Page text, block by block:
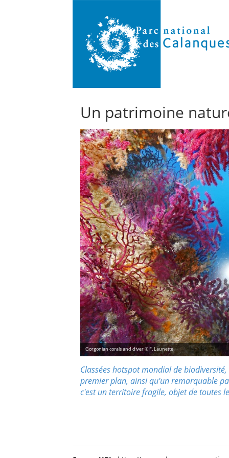
Un patrimoine
Gorgonian corals and diver © F. Launette
Classées hotspot mondial de
premier plan, ainsi qu’un remarquable
c'est un territoire fragile, objet de toutes